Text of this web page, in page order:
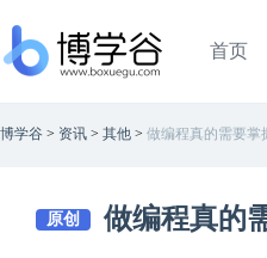
首页
博学谷 > 资讯 > 其他 > 做编程真的需要掌
原创 做编程真的